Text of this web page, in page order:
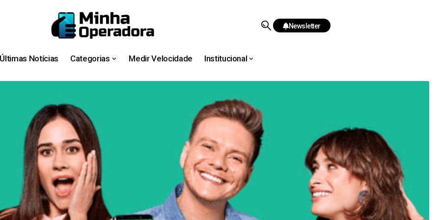
Newsletter
Últimas Notícias Categorias Medir Velocidade Institucional